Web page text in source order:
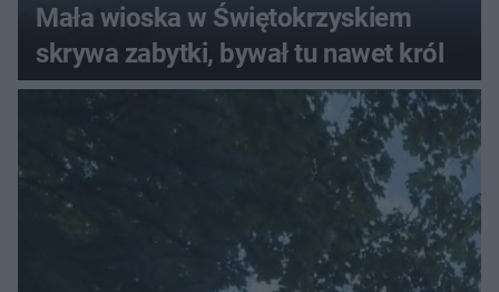
Mała wioska w Świętokrzyskiem
skrywa zabytki, bywał tu nawet król